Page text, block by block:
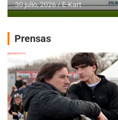
30 julio, 2026 E-Kart
Prensas